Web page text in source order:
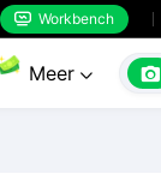
 Workbench
Meer  